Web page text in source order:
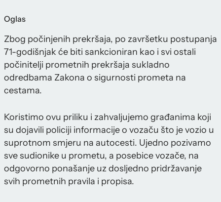
Oglas
Zbog počinjenih prekršaja, po završetku postupanja
71-godišnjak će biti sankcioniran kao i svi ostali
počinitelji prometnih prekršaja sukladno
odredbama Zakona o sigurnosti prometa na
cestama.
Koristimo ovu priliku i zahvaljujemo građanima koji
su dojavili policiji informacije o vozaču što je vozio u
suprotnom smjeru na autocesti. Ujedno pozivamo
sve sudionike u prometu, a posebice vozače, na
odgovorno ponašanje uz dosljedno pridržavanje
svih prometnih pravila i propisa.